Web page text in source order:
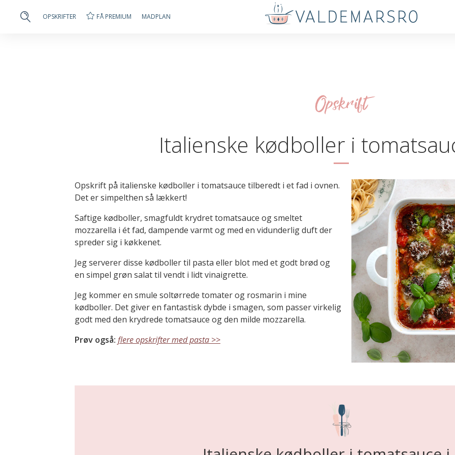
OPSKRIFTER FÅ PREMIUM MADPLAN
Opskrift
Italienske kødboller i
Opskrift på italienske kødboller i tomatsauce tilberedt i et fad i ovnen.
Det er simpelthen så lækkert!
Saftige kødboller, smagfuldt krydret tomatsauce og smeltet
mozzarella i ét fad, dampende varmt og med en vidunderlig duft der
spreder sig i køkkenet.
Jeg serverer disse kødboller til pasta eller blot med et godt brød og
en simpel grøn salat til vendt i lidt vinaigrette.
Jeg kommer en smule soltørrede tomater og rosmarin i mine
kødboller. Det giver en fantastisk dybde i smagen, som passer virkelig
godt med den krydrede tomatsauce og den milde mozzarella.
Prøv også: flere opskrifter med pasta >>